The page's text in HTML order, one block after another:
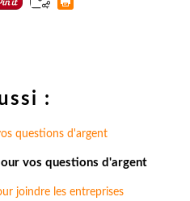
:
vos questions d'argent